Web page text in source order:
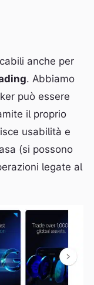
anche per
. Abbiamo
può essere
il proprio
usabilità e
(si possono
legate al